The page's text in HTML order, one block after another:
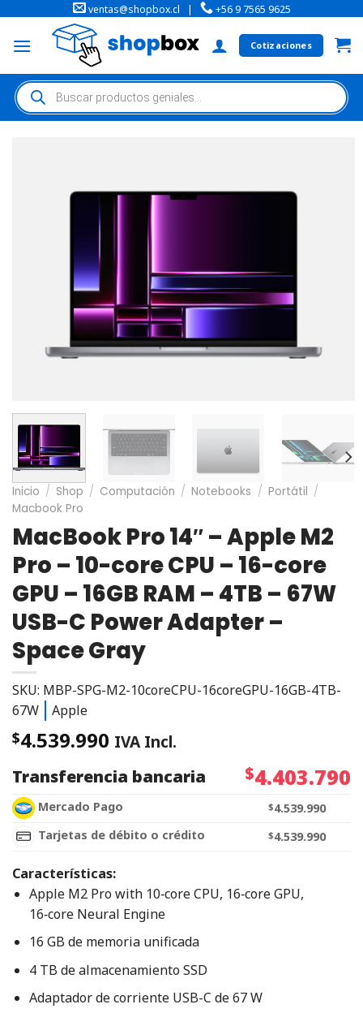
ventas@shopbox.cl | +56 9 7565 9625
Cotizaciones
Inicio / Shop / Computación / Notebooks / Portátil /
Macbook Pro
MacBook Pro 14″ – Apple M2
Pro – 10-core CPU – 16-core
GPU – 16GB RAM – 4TB – 67W
USB-C Power Adapter –
Space Gray
SKU: MBP-SPG-M2-10coreCPU-16coreGPU-16GB-4TB-
67W
Apple
$4.539.990 IVA Incl.
Transferencia bancaria
$4.403.790
Mercado Pago $4.539.990
Tarjetas de débito o crédito
$4.539.990
Características:
Apple M2 Pro with 10‑core CPU, 16‑core GPU,
16‑core Neural Engine
16 GB de memoria unificada
4 TB de almacenamiento SSD
Adaptador de corriente USB-C de 67 W